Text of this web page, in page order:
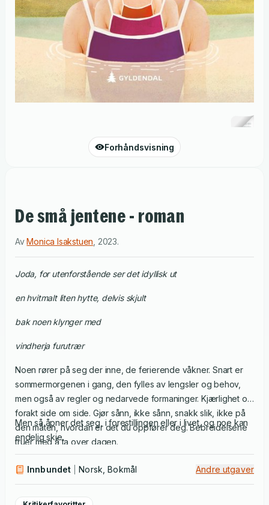
Forhåndsvisning
De små jentene - roman
AvMonica Isakstuen 2023.
Joda, for utenforstående ser det idyllisk ut
en hvitmalt liten hytte, delvis skjult
bak noen klynger med
vindherja furutrær
Noen rører på seg der inne, de ferierende våkner. Snart er
sommermorgenen i gang, den fylles av lengsler og behov,
men også av regler og nedarvede formaninger. Kjærlighet og
forakt side om side. Gjør sånn, ikke sånn, snakk slik, ikke på
den måten, hvordan er det du oppfører deg. Bebreidelsene
truer med å ta over dagen.
Men så åpner det seg, i forestillingen eller i livet, og noe kan
endelig skje.
Innbundet Norsk, Bokmål Andre utgaver